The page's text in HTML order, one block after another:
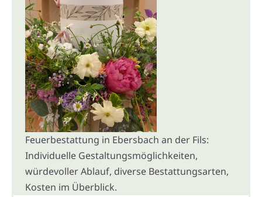
Feuerbestattung in Ebersbach an der Fils:
Individuelle Gestaltungsmöglichkeiten,
würdevoller Ablauf, diverse Bestattungsarten,
Kosten im Überblick.